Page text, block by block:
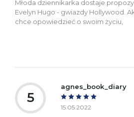
Młoda dziennikarka dostaje
Evelyn Hugo - gwiazdy Hollywood.
chce opowiedzieć o swoim życiu,
5
agnes_book_diary
15.05.2022